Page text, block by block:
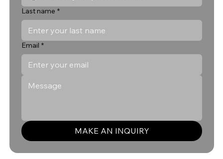
Last name *
Email *
MAKE AN INQUIRY